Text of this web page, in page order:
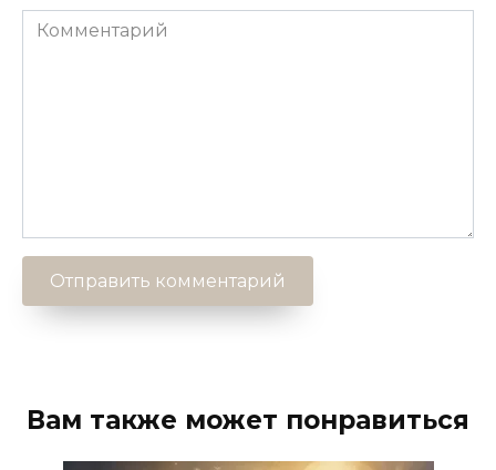
Комментарий
Вам также может понравиться